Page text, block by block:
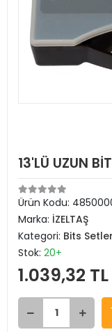
13'LÜ UZUN
Ürün Kodu:
Marka: İZELTAŞ
Kategori: Bits
Stok: 20+
1.039,32 TL